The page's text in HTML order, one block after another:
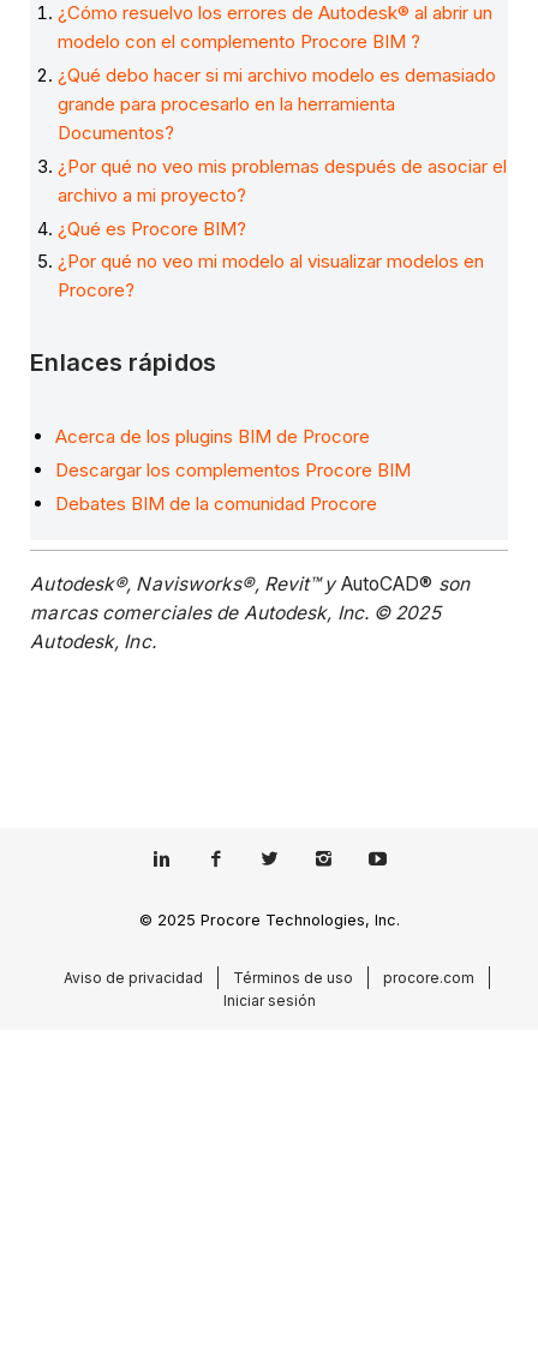
¿Cómo resuelvo los errores de Autodesk® al abrir un
modelo con el complemento Procore BIM ?
¿Qué debo hacer si mi archivo modelo es demasiado
grande para procesarlo en la herramienta
Documentos?
¿Por qué no veo mis problemas después de asociar el
archivo a mi proyecto?
¿Qué es Procore BIM?
¿Por qué no veo mi modelo al visualizar modelos en
Procore?
Enlaces rápidos
Acerca de los plugins BIM de Procore
Descargar los complementos Procore BIM
Debates BIM de la comunidad Procore
Autodesk®, Navisworks®, Revit™ yAutoCAD® son
marcas comerciales de Autodesk, Inc. © 2025
Autodesk, Inc.
© 2025 Procore Technologies, Inc.
Aviso de privacidad Términos de uso
procore.com
Iniciar sesión